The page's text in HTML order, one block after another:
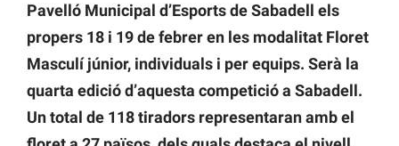
Pavelló Municipal d’Esports de Sabadell els
propers 18 i 19 de febrer en les modalitat Floret
Masculí júnior, individuals i per equips. Serà la
quarta edició d’aquesta competició a Sabadell.
Un total de 118 tiradors representaran amb el